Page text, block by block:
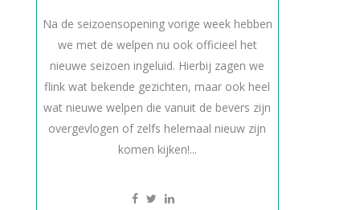
Na de seizoensopening vorige week hebben
we met de welpen nu ook officieel het
nieuwe seizoen ingeluid. Hierbij zagen we
flink wat bekende gezichten, maar ook heel
wat nieuwe welpen die vanuit de bevers zijn
overgevlogen of zelfs helemaal nieuw zijn
komen kijken!...